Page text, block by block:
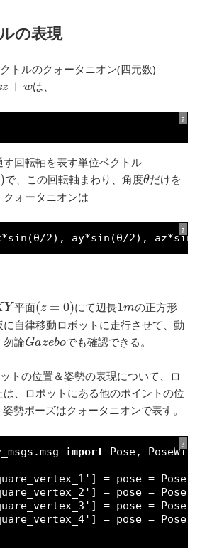
の表現
トルのクォータニオン(四元数)
z + wは、
?
す回転軸を表す単位ベクトル
)で、この回転軸まわり、角度θ
θだけを
ォータニオンは
?
2), ay*sin(θ/2), az*sin(θ/
Y
Y 平面(z = 0)
(z=0 ) にて辺長1m
1mの正方形
自律移動ロボットに走行させて、動
勿論Gazebo
Gazeboでも確認できる。
トの位置＆姿勢の表現について、ロ
、ロボットにある他のポイントの位
姿勢ポーズはクォータニオンで表す。
?
import
Pose, PoseWithCo
] = pose =
] = pose =
] = pose =
] = pose =